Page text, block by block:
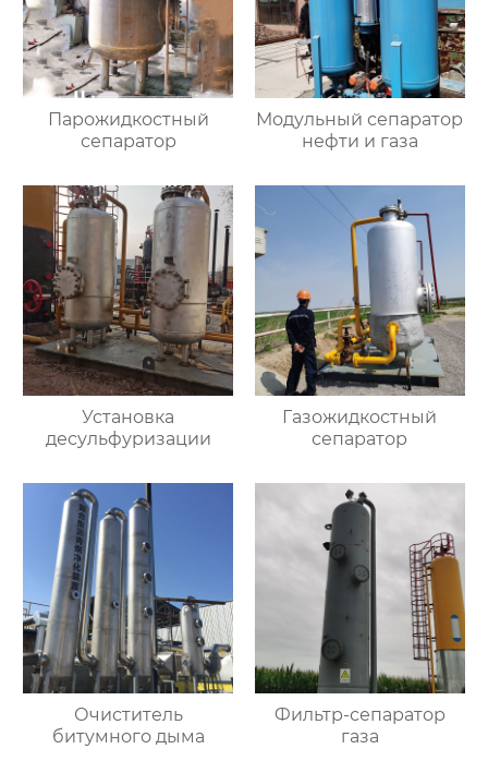
Парожидкостный
сепаратор
Модульный сепаратор
нефти и газа
Установка
десульфуризации
Газожидкостный
сепаратор
Очиститель
битумного дыма
Фильтр-сепаратор
газа